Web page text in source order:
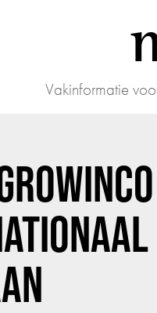
Vakinformatie